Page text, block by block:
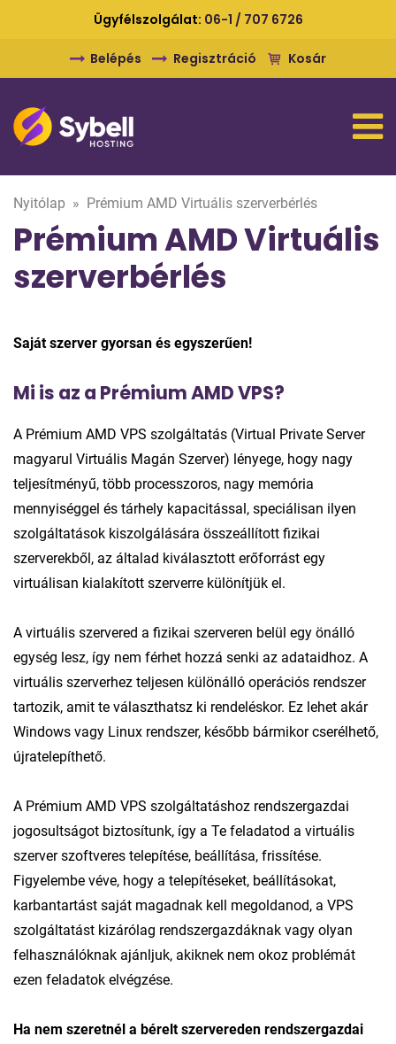
Ügyfélszolgálat: 06-1 / 707 6726
Belépés Regisztráció Kosár
Nyitólap » Prémium AMD Virtuális szerverbérlés
Prémium AMD Virtuális
szerverbérlés
Saját szerver gyorsan és egyszerűen!
Mi is az a Prémium AMD VPS?
A Prémium AMD VPS szolgáltatás (Virtual Private Server
magyarul Virtuális Magán Szerver) lényege, hogy nagy
teljesítményű, több processzoros, nagy memória
mennyiséggel és tárhely kapacitással, speciálisan ilyen
szolgáltatások kiszolgálására összeállított fizikai
szerverekből, az általad kiválasztott erőforrást egy
virtuálisan kialakított szerverre különítjük el.
A virtuális szervered a fizikai szerveren belül egy önálló
egység lesz, így nem férhet hozzá senki az adataidhoz. A
virtuális szerverhez teljesen különálló operációs rendszer
tartozik, amit te választhatsz ki rendeléskor. Ez lehet akár
Windows vagy Linux rendszer, később bármikor cserélhető,
újratelepíthető.
A Prémium AMD VPS szolgáltatáshoz rendszergazdai
jogosultságot biztosítunk, így a Te feladatod a virtuális
szerver szoftveres telepítése, beállítása, frissítése.
Figyelembe véve, hogy a telepítéseket, beállításokat,
karbantartást saját magadnak kell megoldanod, a VPS
szolgáltatást kizárólag rendszergazdáknak vagy olyan
felhasználóknak ajánljuk, akiknek nem okoz problémát
ezen feladatok elvégzése.
Ha nem szeretnél a bérelt szervereden rendszergazdai